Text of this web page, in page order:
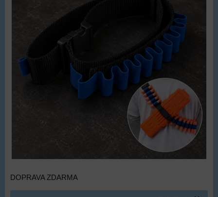
DOPRAVA ZDARMA